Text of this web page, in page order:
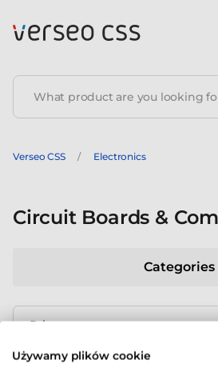
Verseo CSS Electronics
Circuit Boards &
Categories
Price range
Używamy plików cookie